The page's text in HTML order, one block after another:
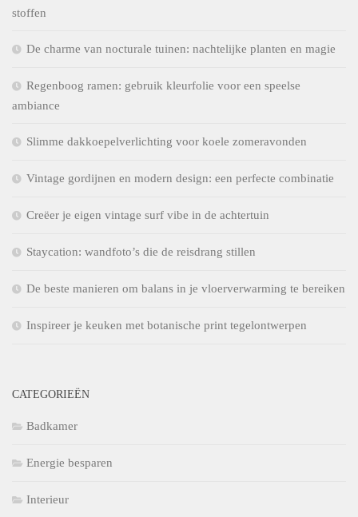
stoffen
De charme van nocturale tuinen: nachtelijke planten en magie
Regenboog ramen: gebruik kleurfolie voor een speelse
ambiance
Slimme dakkoepelverlichting voor koele zomeravonden
Vintage gordijnen en modern design: een perfecte combinatie
Creëer je eigen vintage surf vibe in de achtertuin
Staycation: wandfoto’s die de reisdrang stillen
De beste manieren om balans in je vloerverwarming te bereiken
Inspireer je keuken met botanische print tegelontwerpen
CATEGORIEËN
Badkamer
Energie besparen
Interieur